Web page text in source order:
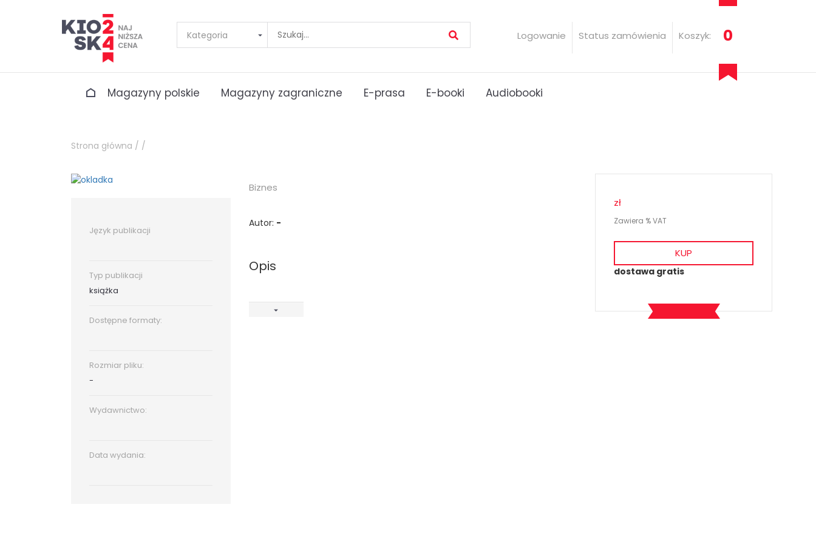
Logowanie Status zamówienia Koszyk: 0
Magazyny polskie Magazyny zagraniczne E-prasa E-booki Audiobooki
Strona główna / /
Język publikacji
Typ publikacji
książka
Dostępne formaty:
Rozmiar pliku:
-
Wydawnictwo:
Data wydania:
Biznes
Autor: -
Opis
zł
Zawiera % VAT
KUP
dostawa gratis